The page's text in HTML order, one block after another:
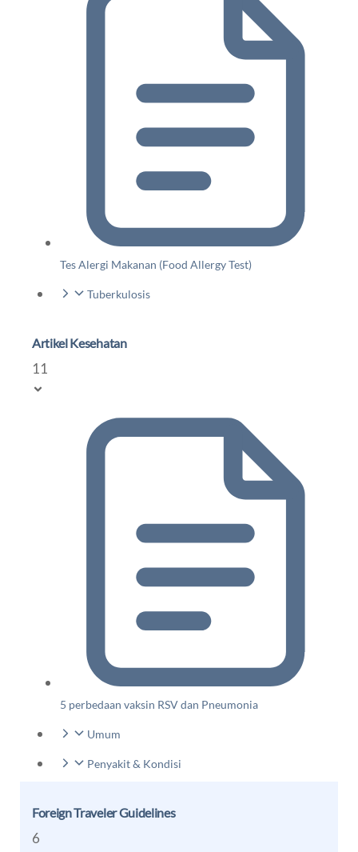
Tes Alergi Makanan (Food Allergy Test)
Tuberkulosis
Artikel Kesehatan
11
5 perbedaan vaksin RSV dan Pneumonia
Umum
Penyakit & Kondisi
Foreign Traveler Guidelines
6